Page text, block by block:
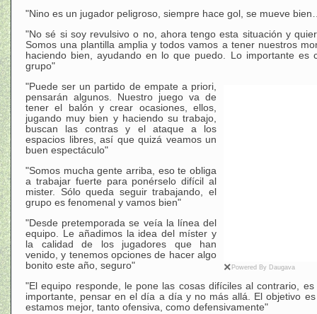
"Nino es un jugador peligroso, siempre hace gol, se mueve
"No sé si soy revulsivo o no, ahora tengo esta situación y
Somos una plantilla amplia y todos vamos a tener nuestros
haciendo bien, ayudando en lo que puedo. Lo importante es
grupo"
× Powered By Daugava
"Puede ser un partido de empate a priori,
pensarán algunos. Nuestro juego va de
tener el balón y crear ocasiones, ellos,
jugando muy bien y haciendo su trabajo,
buscan las contras y el ataque a los
espacios libres, así que quizá veamos un
buen espectáculo"
"Somos mucha gente arriba, eso te obliga
a trabajar fuerte para ponérselo difícil al
mister. Sólo queda seguir trabajando, el
grupo es fenomenal y vamos bien"
"Desde pretemporada se veía la línea del
equipo. Le añadimos la idea del míster y
la calidad de los jugadores que han
venido, y tenemos opciones de hacer algo
bonito este año, seguro"
"El equipo responde, le pone las cosas difíciles al contrario,
importante, pensar en el día a día y no más allá. El objetivo
estamos mejor, tanto ofensiva, como defensivamente"